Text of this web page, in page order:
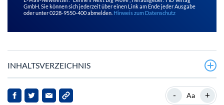
GmbH. Sie können sich jederzeit über einen Link am Ende jeder Ausgabe
oder unter 0228-9550-400 abmelden. Hinweis zum Datenschutz
INHALTSVERZEICHNIS
Devisenhandel wird immer beliebter
- Aa +